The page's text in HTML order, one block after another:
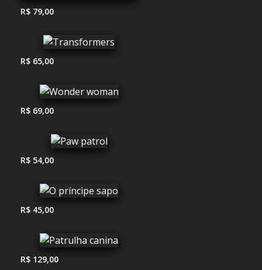
R$ 79,00
R$ 65,00
R$ 69,00
R$ 54,00
R$ 45,00
R$ 129,00